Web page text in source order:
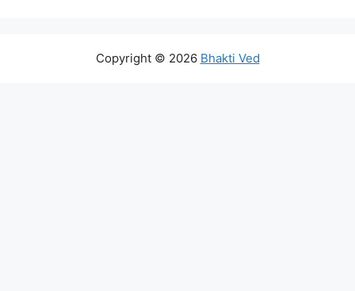
Copyright © 2026 Bhakti Ved